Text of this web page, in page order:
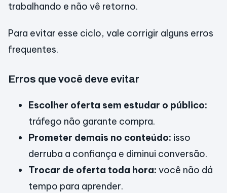
trabalhando e não vê retorno.
Para evitar esse ciclo, vale corrigir alguns erros
frequentes.
Erros que você deve evitar
Escolher oferta sem estudar o público:
tráfego não garante compra.
Prometer demais no conteúdo: isso
derruba a confiança e diminui conversão.
Trocar de oferta toda hora: você não dá
tempo para aprender.